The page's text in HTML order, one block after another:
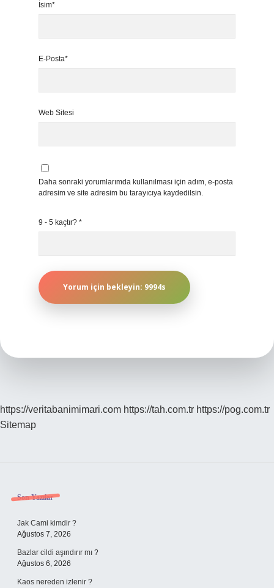
İsim*
E-Posta*
Web Sitesi
Daha sonraki yorumlarımda kullanılması için adım, e-posta
adresim ve site adresim bu tarayıcıya kaydedilsin.
9 - 5 kaçtır? *
https://veritabanimimari.com https://tah.com.tr https://pog.com.tr
Sitemap
Sidebar
Son Yazılar
Jak Cami kimdir ?
Ağustos 7, 2026
Bazlar cildi aşındırır mı ?
Ağustos 6, 2026
Kaos nereden izlenir ?